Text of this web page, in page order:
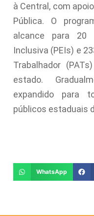
à Central, com
Pública. O
alcance para 20
Inclusiva (PEIs) e
Trabalhador
estado.
expandido para
públicos estaduais
WhatsApp